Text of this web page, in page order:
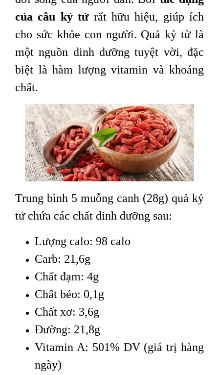
của câu kỷ tửrất hữu hiệu, giúp ích
cho sức khỏe con người. Quả kỷ tử là
một nguồn dinh dưỡng tuyệt vời, đặc
biệt là hàm lượng vitamin và khoáng
chất.
Trung bình 5 muỗng canh (28g) quả kỷ
tử chứa các chất dinh dưỡng sau:
Lượng calo: 98 calo
Carb: 21,6g
Chất đạm: 4g
Chất béo: 0,1g
Chất xơ: 3,6g
Đường: 21,8g
Vitamin A: 501% DV (giá trị hàng
ngày)